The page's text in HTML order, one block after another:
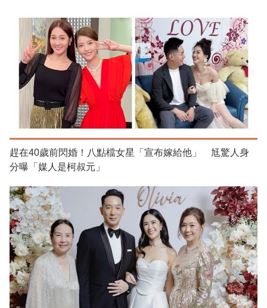
趕在40歲前閃婚！八點檔女星「宣布嫁給他」 尪驚人身
分曝「媒人是柯叔元」